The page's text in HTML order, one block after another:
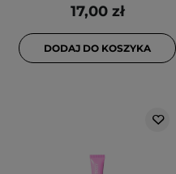
17,00 zł
DODAJ DO KOSZYKA